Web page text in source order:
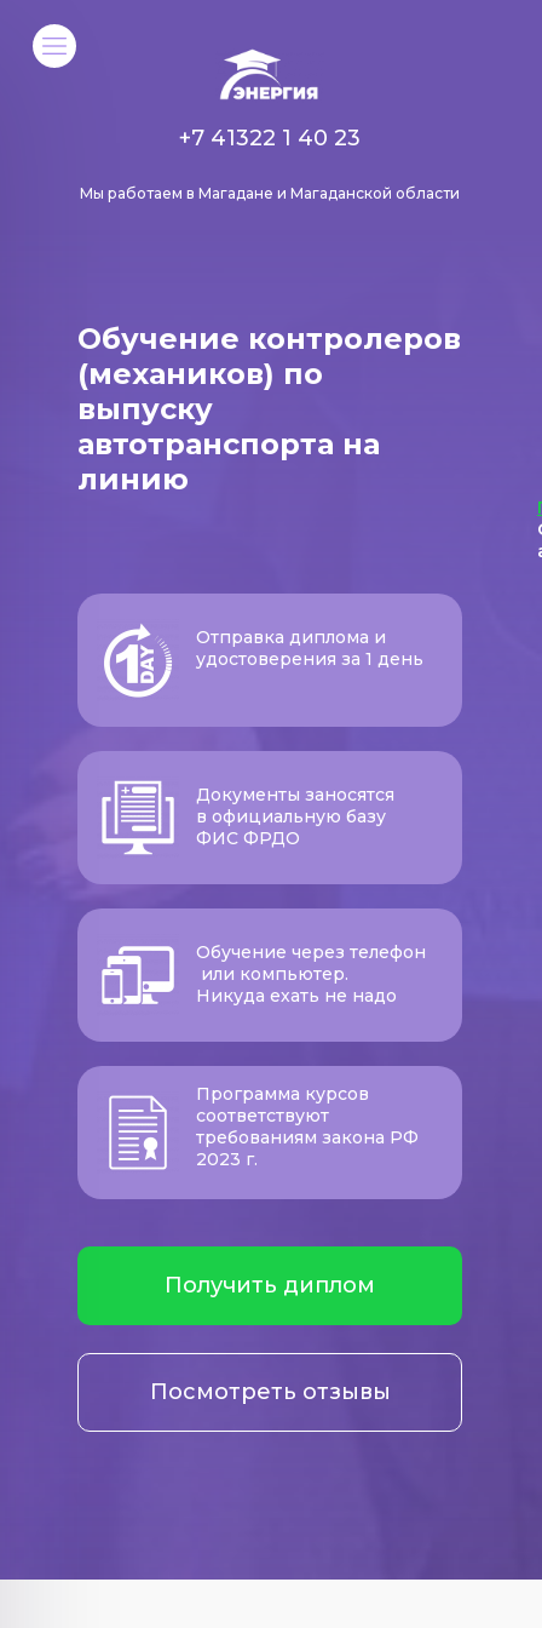
Мы работаем в Магадане и Магаданской области
+7 41322 1 40 23
Обучение контролеров
(механиков) по
выпуску
автотранспорта на
линию
Получить диплом
Отправка диплома и
удостоверения за 1 день
Документы заносятся
в официальную базу
ФИС ФРДО
Обучение через телефон
или компьютер.
Никуда ехать не надо
Программа курсов
соответствуют
требованиям закона РФ
2023 г.
Посмотреть отзывы